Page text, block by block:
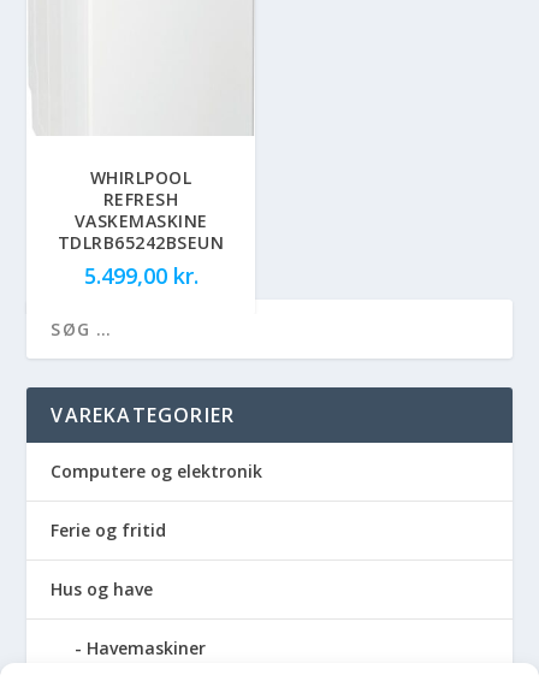
WHIRLPOOL
REFRESH
VASKEMASKINE
TDLRB65242BSEUN
5.499,00 kr.
VAREKATEGORIER
Computere og elektronik
Ferie og fritid
Hus og have
Havemaskiner